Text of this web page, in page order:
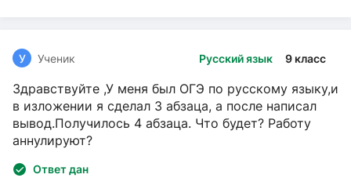
Русский язык 9 класс
У Ученик
Здравствуйте ,У меня был ОГЭ по русскому языку,и
в изложении я сделал 3 абзаца, а после написал
вывод.Получилось 4 абзаца. Что будет? Работу
аннулируют?
Ответ дан